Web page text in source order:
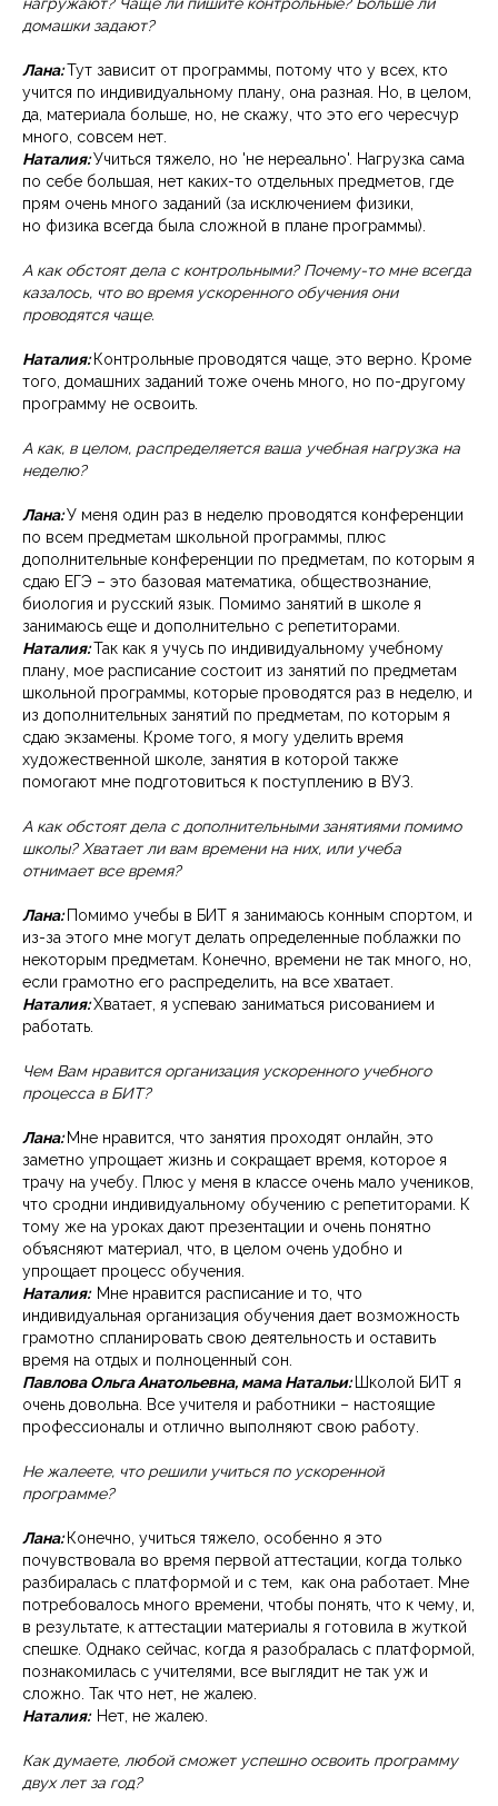
нагружают? Чаще ли пишите контрольные? Больше ли
домашки задают?
Лана:Тут зависит от программы, потому что у всех, кто
учится по индивидуальному плану, она разная. Но, в целом,
да, материала больше, но, не скажу, что это его чересчур
много, совсем нет.
Наталия:Учиться тяжело, но 'не нереально'. Нагрузка сама
по себе большая, нет каких-то отдельных предметов, где
прям очень много заданий (за исключением физики,
но физика всегда была сложной в плане программы).
А как обстоят дела с контрольными? Почему-то мне всегда
казалось, что во время ускоренного обучения они
проводятся чаще.
Наталия:Контрольные проводятся чаще, это верно. Кроме
того, домашних заданий тоже очень много, но по-другому
программу не освоить.
А как, в целом, распределяется ваша учебная нагрузка на
неделю?
Лана:У меня один раз в неделю проводятся конференции
по всем предметам школьной программы, плюс
дополнительные конференции по предметам, по которым я
сдаю ЕГЭ – это базовая математика, обществознание,
биология и русский язык. Помимо занятий в школе я
занимаюсь еще и дополнительно с репетиторами.
Наталия:Так как я учусь по индивидуальному учебному
плану, мое расписание состоит из занятий по предметам
школьной программы, которые проводятся раз в неделю, и
из дополнительных занятий по предметам, по которым я
сдаю экзамены. Кроме того, я могу уделить время
художественной школе, занятия в которой также
помогают мне подготовиться к поступлению в ВУЗ.
А как обстоят дела с дополнительными занятиями помимо
школы? Хватает ли вам времени на них, или учеба
отнимает все время?
Лана:Помимо учебы в БИТ я занимаюсь конным спортом, и
из-за этого мне могут делать определенные поблажки по
некоторым предметам. Конечно, времени не так много, но,
если грамотно его распределить, на все хватает.
Наталия:Хватает, я успеваю заниматься рисованием и
работать.
Чем Вам нравится организация ускоренного учебного
процесса в БИТ?
Лана:Мне нравится, что занятия проходят онлайн, это
заметно упрощает жизнь и сокращает время, которое я
трачу на учебу. Плюс у меня в классе очень мало учеников,
что сродни индивидуальному обучению с репетиторами. К
тому же на уроках дают презентации и очень понятно
объясняют материал, что, в целом очень удобно и
упрощает процесс обучения.
Наталия: Мне нравится расписание и то, что
индивидуальная организация обучения дает возможность
грамотно спланировать свою деятельность и оставить
время на отдых и полноценный сон.
Павлова Ольга Анатольевна, мама Натальи:Школой БИТ я
очень довольна. Все учителя и работники – настоящие
профессионалы и отлично выполняют свою работу.
Не жалеете, что решили учиться по ускоренной
программе?
Лана:Конечно, учиться тяжело, особенно я это
почувствовала во время первой аттестации, когда только
разбиралась с платформой и с тем, как она работает. Мне
потребовалось много времени, чтобы понять, что к чему, и,
в результате, к аттестации материалы я готовила в жуткой
спешке. Однако сейчас, когда я разобралась с платформой,
познакомилась с учителями, все выглядит не так уж и
сложно. Так что нет, не жалею.
Наталия: Нет, не жалею.
Как думаете, любой сможет успешно освоить программу
двух лет за год?